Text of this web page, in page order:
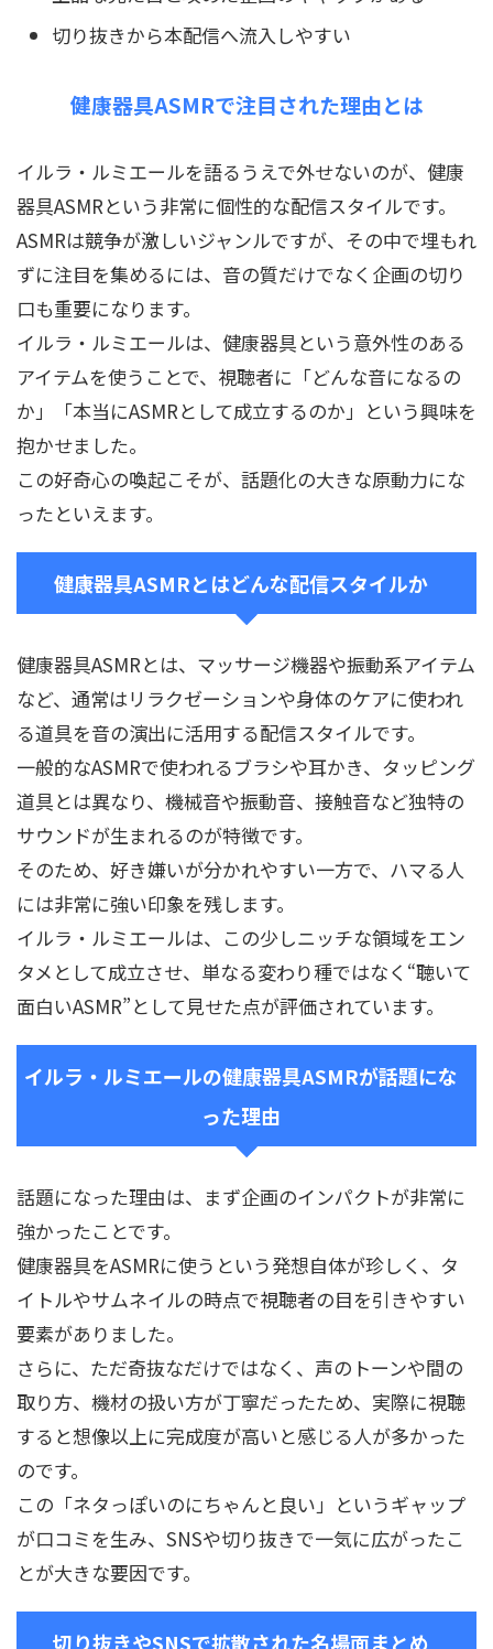
切り抜きから本配信へ流入しやすい
健康器具ASMRで注目された理由とは
イルラ・ルミエールを語るうえで外せないのが、健康
器具ASMRという非常に個性的な配信スタイルです。
ASMRは競争が激しいジャンルですが、その中で埋もれ
ずに注目を集めるには、音の質だけでなく企画の切り
口も重要になります。
イルラ・ルミエールは、健康器具という意外性のある
アイテムを使うことで、視聴者に「どんな音になるの
か」「本当にASMRとして成立するのか」という興味を
抱かせました。
この好奇心の喚起こそが、話題化の大きな原動力にな
ったといえます。
健康器具ASMRとはどんな配信スタイルか
健康器具ASMRとは、マッサージ機器や振動系アイテム
など、通常はリラクゼーションや身体のケアに使われ
る道具を音の演出に活用する配信スタイルです。
一般的なASMRで使われるブラシや耳かき、タッピング
道具とは異なり、機械音や振動音、接触音など独特の
サウンドが生まれるのが特徴です。
そのため、好き嫌いが分かれやすい一方で、ハマる人
には非常に強い印象を残します。
イルラ・ルミエールは、この少しニッチな領域をエン
タメとして成立させ、単なる変わり種ではなく“聴いて
面白いASMR”として見せた点が評価されています。
イルラ・ルミエールの健康器具ASMRが話題にな
った理由
話題になった理由は、まず企画のインパクトが非常に
強かったことです。
健康器具をASMRに使うという発想自体が珍しく、タ
イトルやサムネイルの時点で視聴者の目を引きやすい
要素がありました。
さらに、ただ奇抜なだけではなく、声のトーンや間の
取り方、機材の扱い方が丁寧だったため、実際に視聴
すると想像以上に完成度が高いと感じる人が多かった
のです。
この「ネタっぽいのにちゃんと良い」というギャップ
が口コミを生み、SNSや切り抜きで一気に広がったこ
とが大きな要因です。
切り抜きやSNSで拡散された名場面まとめ